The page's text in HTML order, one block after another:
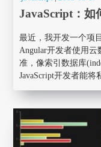
JavaScript：如
最近，我开发一个项
Angular开发者使用
准，像索引数据库
JavaScript开发者能将